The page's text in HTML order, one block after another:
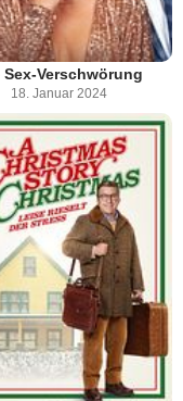
Sex-Verschwörung
18. Januar 2024